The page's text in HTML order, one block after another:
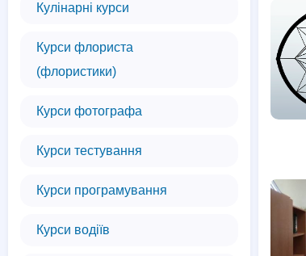
Кулінарні курси
Курси флориста
(флористики)
Курси фотографа
Курси тестування
Курси програмування
Курси водіїв